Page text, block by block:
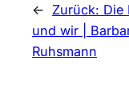
← Zurück: Die
und wir |
Ruhsmann